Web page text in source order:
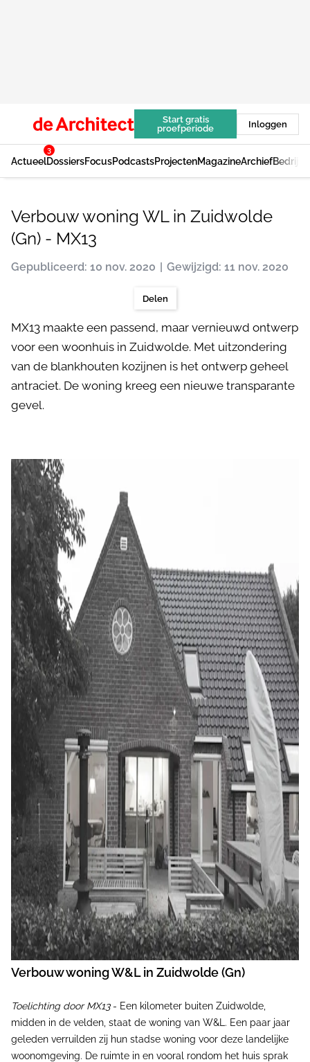
Start gratis
proefperiode
Inloggen
Actueel
3
DossiersFocusPodcastsProjectenMagazineArchief
Verbouw woning WL in Zuidwolde
(Gn) - MX13
Gepubliceerd: 10 nov. 2020 Gewijzigd: 11 nov. 2020
Delen
MX13 maakte een passend, maar vernieuwd ontwerp
voor een woonhuis in Zuidwolde. Met uitzondering
van de blankhouten kozijnen is het ontwerp geheel
antraciet. De woning kreeg een nieuwe transparante
gevel.
Verbouw woning W&L in Zuidwolde (Gn)
Toelichting door MX13- Een kilometer buiten Zuidwolde,
midden in de velden, staat de woning van W&L. Een paar jaar
geleden verruilden zij hun stadse woning voor deze landelijke
woonomgeving. De ruimte in en vooral rondom het huis sprak